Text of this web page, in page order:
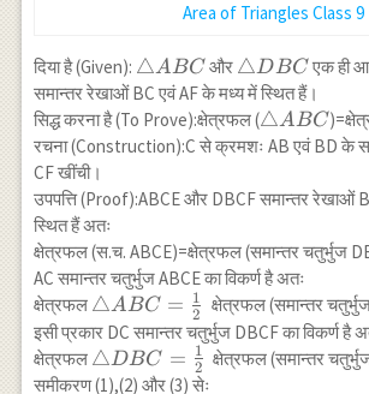
Area of Triangles Class 9
दिया है (Given): \triangle
ABC
△ABC और \triangle
DBC
△DBCएक ही
समान्तर रेखाओं BC एवं AF के मध्य में स्थित हैं।
सिद्ध करना है (To Prove):क्षेत्रफल (\triangle
ABC
△ABC
रचना (Construction):C से क्रमशः AB एवं BD के
CF खींची।
उपपत्ति (Proof):ABCE और DBCF समान्तर रेखाओं
स्थित हैं अतः
क्षेत्रफल (स.च. ABCE)=क्षेत्रफल (समान्तर चतुर्भुज
AC समान्तर चतुर्भुज ABCE का विकर्ण है अतः
क्षेत्रफल \triangle
ABC=\frac{1}
{2}
△ABC = 2
1
क्षेत्रफल (समान्तर
इसी प्रकार DC समान्तर चतुर्भुज DBCF का विकर्ण है
क्षेत्रफल \triangle
DBC=\frac{1}
△DBC = 2
1
क्षेत्रफल (समान्तर
समीकरण (1),(2) और (3) सेः